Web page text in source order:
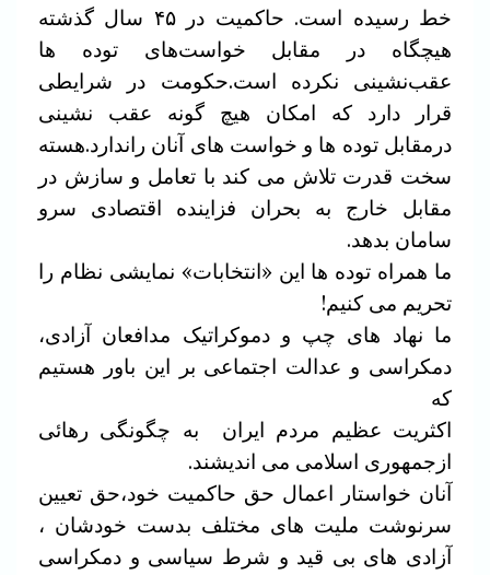
خط رسیده است. حاکمیت در ۴۵ سال گذشته
هیچگاه در مقابل خواست‌های توده ها
عقب‌نشینی نکرده است.حکومت در شرایطی
قرار دارد که امکان هیچ گونه عقب نشینی
درمقابل توده ها و خواست های آنان راندارد.هسته
سخت قدرت تلاش می کند با تعامل و سازش در
مقابل خارج به بحران فزاینده اقتصادی سرو
سامان بدهد.
ما همراه توده ها این «انتخابات» نمایشی نظام را
تحریم می کنیم!
ما نهاد های چپ و دموکراتیک مدافعان آزادی،
دمکراسی و عدالت اجتماعی بر این باور هستیم
که
اکثریت عظیم مردم ایران به چگونگی رهائی
ازجمهوری اسلامی می اندیشند.
آنان خواستار اعمال حق حاکمیت خود،حق تعیین
سرنوشت ملیت های مختلف بدست خودشان ،
آزادی های بی قید و شرط سیاسی و دمکراسی